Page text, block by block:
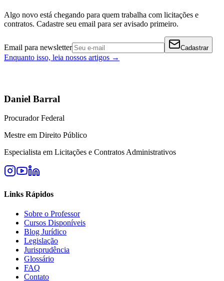
Algo novo está chegando para quem trabalha com licitações e
contratos. Cadastre seu email para ser avisado primeiro.
Email para newsletter Cadastrar
Enquanto isso, leia nossos artigos →
Daniel Barral
Procurador Federal
Mestre em Direito Público
Especialista em Licitações e Contratos Administrativos
Links Rápidos
Sobre o Professor
Cursos Disponíveis
Blog Jurídico
Legislação
Jurisprudência
Glossário
FAQ
Contato